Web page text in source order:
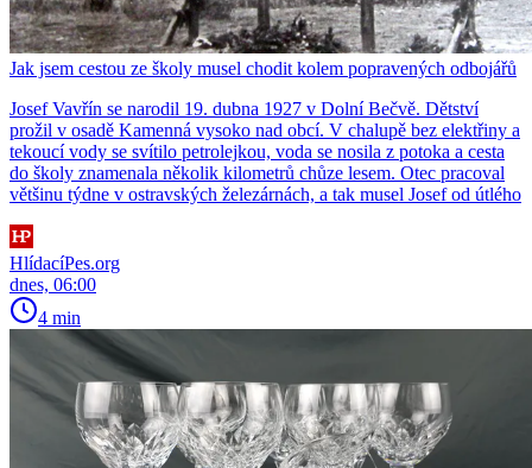
Jak jsem cestou ze školy musel chodit kolem popravených odbojářů
Josef Vavřín se narodil 19. dubna 1927 v Dolní Bečvě. Dětství
prožil v osadě Kamenná vysoko nad obcí. V chalupě bez elektřiny a
tekoucí vody se svítilo petrolejkou, voda se nosila z potoka a cesta
do školy znamenala několik kilometrů chůze lesem. Otec pracoval
většinu týdne v ostravských železárnách, a tak musel Josef od útlého
HlídacíPes.org
dnes, 06:00
4 min